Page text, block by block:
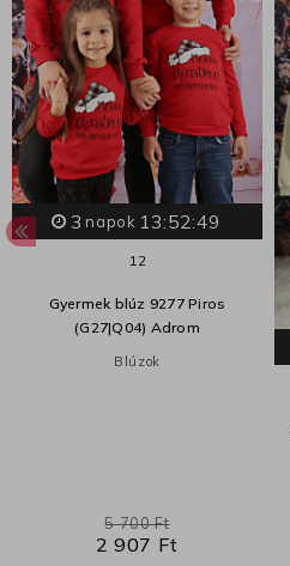
3 napok 13:52:48
12
Gyermek blúz 9277 Piros
(G27|Q04) Adrom
Blúzok
2 907 Ft
5 700 Ft